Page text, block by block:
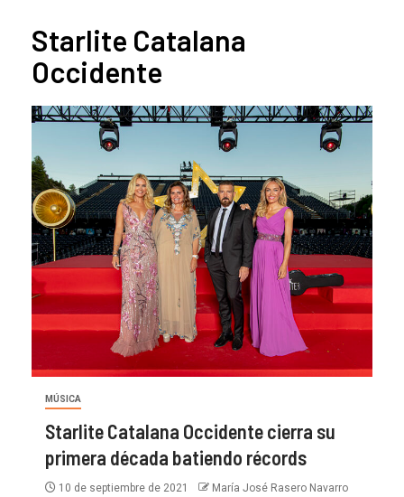
Starlite Catalana
Occidente
MÚSICA
Starlite Catalana Occidente cierra su
primera década batiendo récords
10 de septiembre de 2021 María José Rasero Navarro